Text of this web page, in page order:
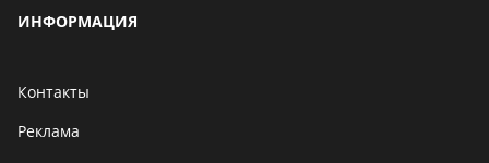
ИНФОРМАЦИЯ
Контакты
Реклама